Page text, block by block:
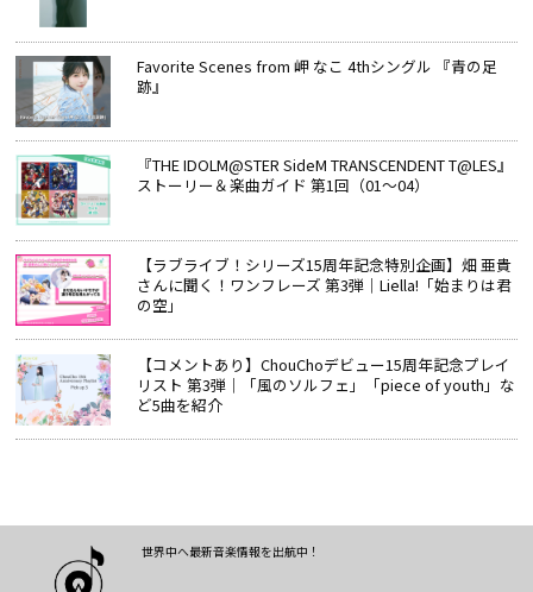
Favorite Scenes from 岬 なこ 4thシングル 『青の足
跡』
『THE IDOLM@STER SideM TRANSCENDENT T@LES』
ストーリー＆楽曲ガイド 第1回（01～04）
【ラブライブ！シリーズ15周年記念特別企画】畑 亜貴
さんに聞く！ワンフレーズ 第3弾｜Liella!「始まりは君
の空」
【コメントあり】ChouChoデビュー15周年記念プレイ
リスト 第3弾｜「風のソルフェ」「piece of youth」な
ど5曲を紹介
世界中へ最新音楽情報を出航中！